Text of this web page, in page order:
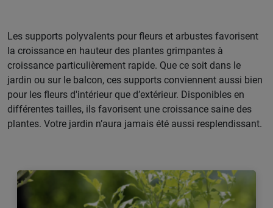
Les supports polyvalents pour fleurs et arbustes favorisent
la croissance en hauteur des plantes grimpantes à
croissance particulièrement rapide. Que ce soit dans le
jardin ou sur le balcon, ces supports conviennent aussi bien
pour les fleurs d'intérieur que d’extérieur. Disponibles en
différentes tailles, ils favorisent une croissance saine des
plantes. Votre jardin n’aura jamais été aussi resplendissant.